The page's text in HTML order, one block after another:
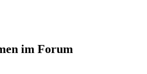
im Forum